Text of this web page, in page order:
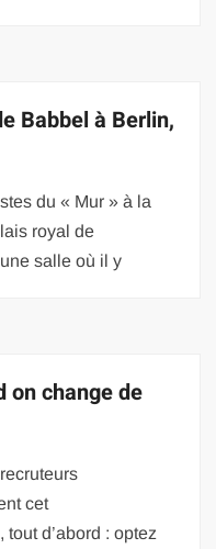
Babbel à Berlin,
du « Mur » à la
royal de
salle où il y
on change de
cet
d’abord : optez